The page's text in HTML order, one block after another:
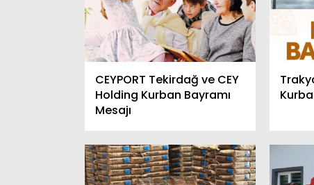
CEYPORT Tekirdağ ve CEY
Holding Kurban Bayramı
Mesajı